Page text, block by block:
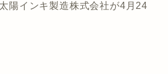
陽インキ製造株式会社が4月24